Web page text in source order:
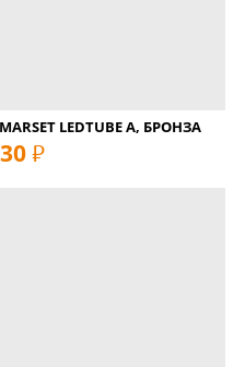
LEDTUBE A, БРОНЗА
руб